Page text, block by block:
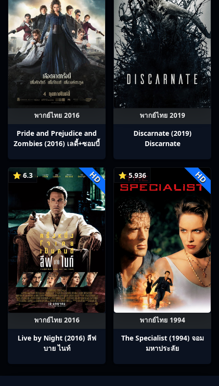
พากย์ไทย 2016
Pride and Prejudice and
Zombies (2016) เลดี้+ซอมบี้
พากย์ไทย 2019
Discarnate (2019)
Discarnate
⭐ 6.3 HD
พากย์ไทย 2016
Live by Night (2016) ลีฟ
บาย ไนท์
⭐ 5.936 HD
พากย์ไทย 1994
The Specialist (1994) จอม
มหาประลัย